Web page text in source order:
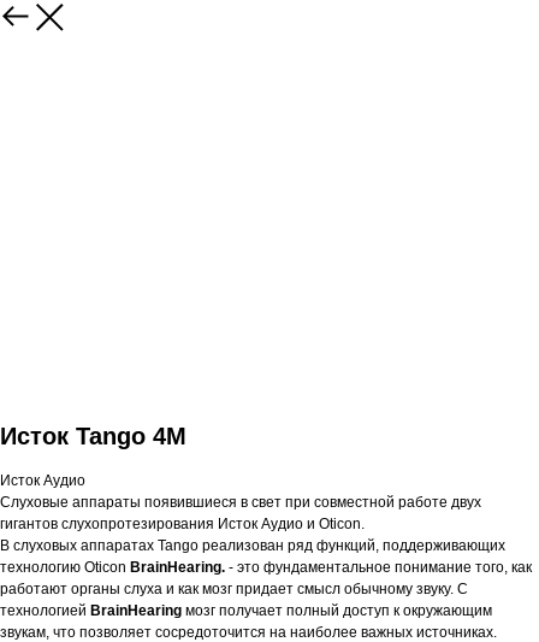
Исток Tango 4М
Исток Аудио
Слуховые аппараты появившиеся в свет при совместной работе двух
гигантов слухопротезирования Исток Аудио и Oticon.
В слуховых аппаратах Tango реализован ряд функций, поддерживающих
технологию Oticon BrainHearing. - это фундаментальное понимание того, как
работают органы слуха и как мозг придает смысл обычному звуку. С
технологией BrainHearing мозг получает полный доступ к окружающим
звукам, что позволяет сосредоточится на наиболее важных источниках.